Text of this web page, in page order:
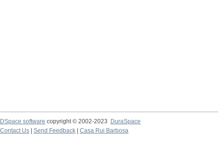
DSpace software copyright © 2002-2023
DuraSpace
Contact Us
Send Feedback Casa Rui Barbosa